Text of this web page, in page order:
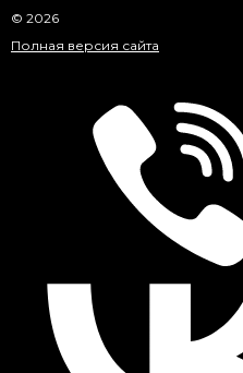
© 2026
Полная версия сайта